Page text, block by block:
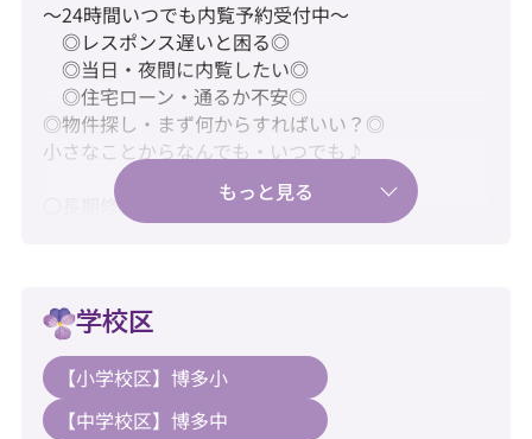
～24時間いつでも内覧予約受付中～
◎レスポンス遅いと困る◎
◎当日・夜間に内覧したい◎
◎住宅ローン・通るか不安◎
◎物件探し・まず何からすればいい？◎
小さなことからなんでも・いつでも♪
〇長期修繕計画、有り♪
〇固定資産税額、136,475円♪
〇博多・天神方面へアクセス良好♪
〇新耐震基準・住宅ローン控除利用可♪
学校区
【小学校区】博多小
【中学校区】博多中